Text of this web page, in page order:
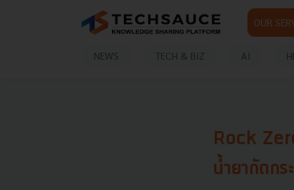
OUR
NEWS TECH & BIZ AI
Rock
น้ำยากัดกร